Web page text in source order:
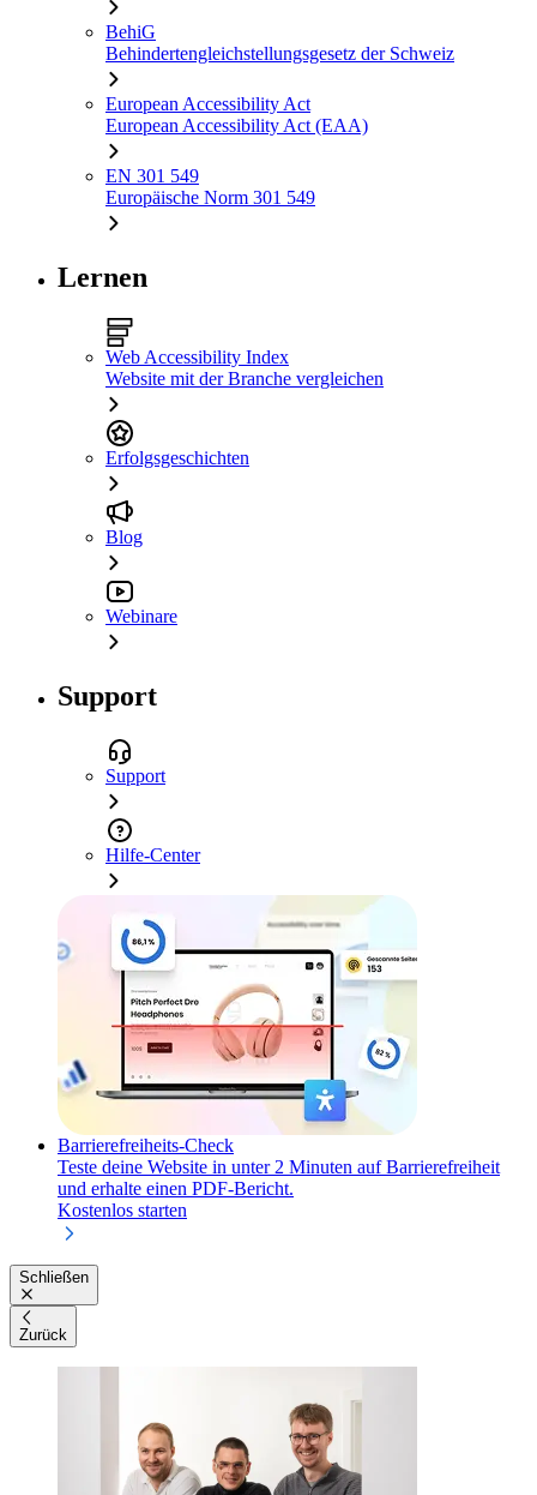
BehiG
Behindertengleichstellungsgesetz der Schweiz
European Accessibility Act
European Accessibility Act (EAA)
EN 301 549
Europäische Norm 301 549
Lernen
Web Accessibility Index
Website mit der Branche vergleichen
Erfolgsgeschichten
Blog
Webinare
Support
Support
Hilfe-Center
Barrierefreiheits-Check
Teste deine Website in unter 2 Minuten auf Barrierefreiheit
und erhalte einen PDF-Bericht.
Kostenlos starten
Schließen
Zurück